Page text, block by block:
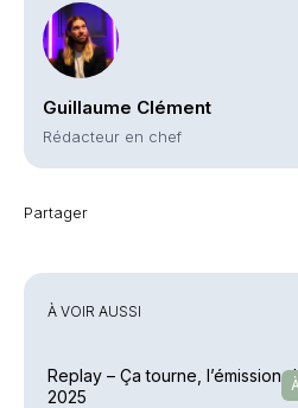
Guillaume Clément
Rédacteur en chef
Partager
À VOIR AUSSI
Replay – Ça tourne, l’émission
2025